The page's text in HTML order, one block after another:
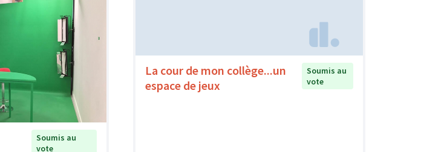
Soumis au
vote
La cour de mon collège...un
espace de jeux
Soumis au
vote